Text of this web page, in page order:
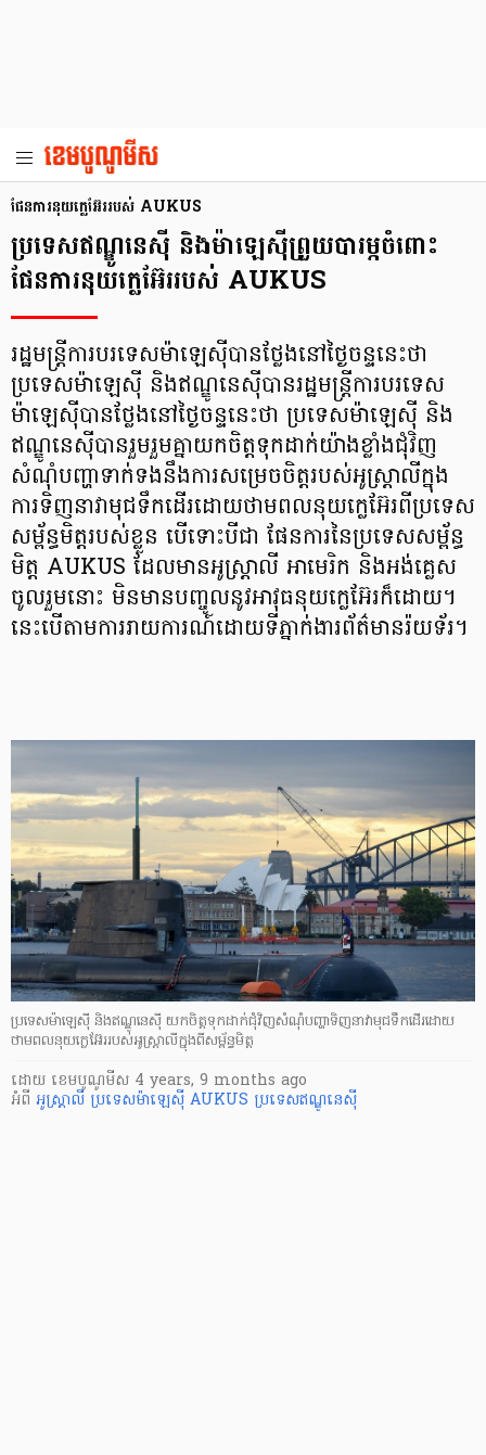
ផែនការនុយក្លេអ៊ែររបស់ AUKUS
ប្រទេសឥណ្ឌូនេស៊ី និងម៉ាឡេស៊ីព្រួយបារម្ភចំពោះ
ផែនការនុយក្លេអ៊ែររបស់ AUKUS
រដ្ឋមន្ត្រីការបរទេសម៉ាឡេស៊ីបានថ្លែងនៅថ្ងៃចន្ទនេះថា
ប្រទេសម៉ាឡេស៊ី និងឥណ្ឌូនេស៊ីបានរដ្ឋមន្ត្រីការបរទេស
ម៉ាឡេស៊ីបានថ្លែងនៅថ្ងៃចន្ទនេះថា ប្រទេសម៉ាឡេស៊ី និង
ឥណ្ឌូនេស៊ីបានរួមរួមគ្នាយកចិត្តទុកដាក់យ៉ាងខ្លាំងជុំវិញ
សំណុំបញ្ហាទាក់ទងនឹងការសម្រេចចិត្តរបស់អូស្ត្រាលីក្នុង
ការទិញនាវាមុជទឹកដើរដោយថាមពលនុយក្លេអ៊ែរពីប្រទេស
សម្ព័ន្ធមិត្តរបស់ខ្លួន បើទោះបីជា ផែនការនៃប្រទេសសម្ព័ន្ធ
មិត្ត AUKUS ដែលមានអូស្ត្រាលី អាមេរិក និងអង់គ្លេស
ចូលរួមនោះ មិនមានបញ្ចូលនូវអាវុធនុយក្លេអ៊ែរក៏ដោយ។
នេះបើតាមការរាយការណ៍ដោយទីភ្នាក់ងារព័ត៌មានរ៉យទ័រ។
ប្រទេសម៉ាឡេស៊ី និងឥណ្ឌូនេស៊ី យកចិត្តទុកដាក់ជុំវិញសំណុំបញ្ហាទិញនាវាមុជទឹកដើរដោយ
ថាមពលនុយក្លេអ៊ែររបស់អូស្ត្រាលីក្នុងពីសម្ព័ន្ធមិត្ត
ដោយ ​ ខេមបូណូមីស 4 years, 9 months ago
អំពី អូស្ត្រាលី ប្រទេសម៉ាឡេស៊ី AUKUS ប្រទេសឥណ្ឌូនេស៊ី